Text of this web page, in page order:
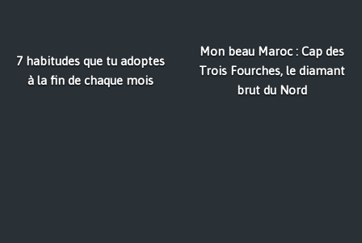
7 habitudes que tu adoptes
à la fin de chaque mois
Mon beau Maroc : Cap des
Trois Fourches, le diamant
brut du Nord